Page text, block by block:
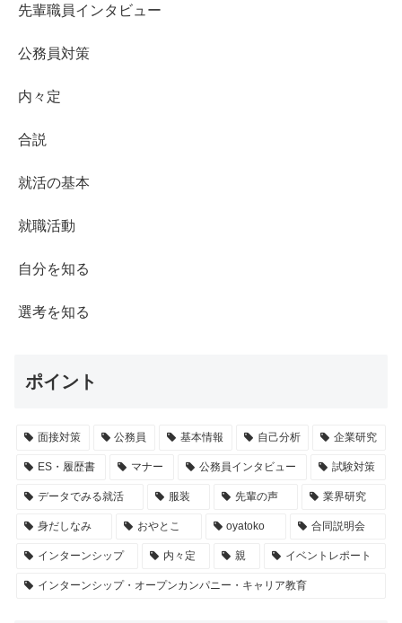
先輩職員インタビュー
公務員対策
内々定
合説
就活の基本
就職活動
自分を知る
選考を知る
ポイント
面接対策 公務員 基本情報 自己分析 企業研究
ES・履歴書 マナー 公務員インタビュー 試験対策
データでみる就活 服装 先輩の声 業界研究
身だしなみ おやとこ oyatoko 合同説明会
インターンシップ 内々定 親 イベントレポート
インターンシップ・オープンカンパニー・キャリア教育